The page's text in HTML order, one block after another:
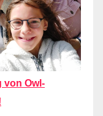
von Owl-